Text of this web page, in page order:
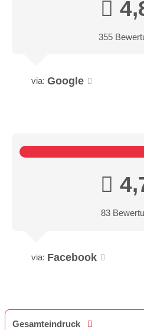
355
via: Google
83
via: Facebook
Gesamteindruck